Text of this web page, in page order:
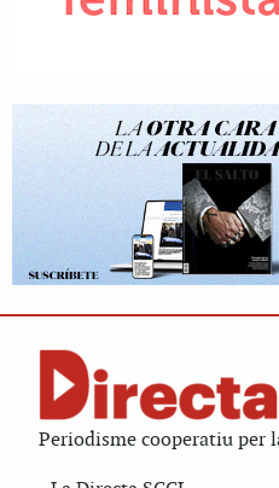
Periodisme cooperatiu per